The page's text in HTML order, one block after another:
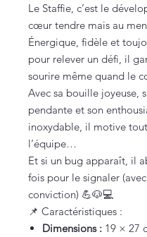
Le Staffie, c’est le
cœur tendre mais au
Énergique, fidèle et
pour relever un défi, il
sourire même quand le
Avec sa bouille joyeuse,
pendante et son
inoxydable, il motive
l’équipe…
Et si un bug apparaît, il
fois pour le signaler (avec
conviction) 💪🐶💻
📌 Caractéristiques :
Dimensions : 19 × 27